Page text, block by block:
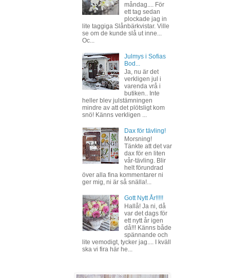
måndag.... För
ett tag sedan
plockade jag in
lite taggiga Slånbärkvistar. Ville
se om de kunde slå ut inne...
Oc...
Julmys i Sofias
Bod...
Ja, nu är det
verkligen jul i
varenda vrå i
butiken.. Inte
heller blev julstämningen
mindre av att det plötsligt kom
snö! Känns verkligen ...
Dax för tävling!
Morsning!
Tänkte att det var
dax för en liten
vår-tävling. Blir
helt förundrad
över alla fina kommentarer ni
ger mig, ni är så snälla!...
Gott Nytt År!!!!!
Hallå! Ja ni, då
var det dags för
ett nytt år igen
då!!! Känns både
spännande och
lite vemodigt, tycker jag.... I kväll
ska vi fira här he...